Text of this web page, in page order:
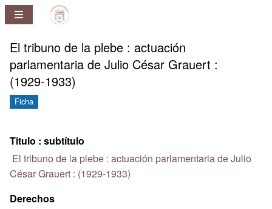
Repositorio
Ney
Ferreira
Huelmo
El tribuno de la plebe : actuación
parlamentaria de Julio César Grauert :
(1929-1933)
Ficha
Titulo : subtítulo
El tribuno de la plebe : actuación parlamentaria de Julio
César Grauert : (1929-1933)
Derechos